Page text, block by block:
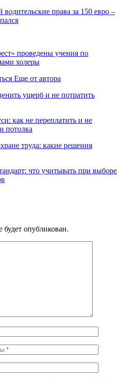
права за 150 евро –
проведены учения по
холеры
Еще от автора
ущерб и не потратить
как не переплатить и не
потолка
труда: какие решения
что учитывать при выборе
опубликован.